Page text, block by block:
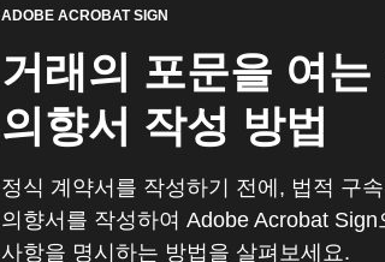
ADOBE ACROBAT SIGN
거래의 포문을 여는
의향서 작성 방법
정식 계약서를 작성하기 전에, 법적 구
의향서를 작성하여 Adobe Acrobat
사항을 명시하는 방법을 살펴보세요.